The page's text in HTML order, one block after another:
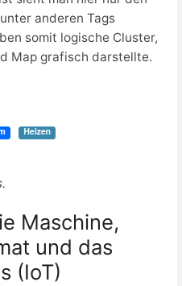
anderen Tags
somit logische Cluster,
Map grafisch darstellte.
Maschine,
und das
(IoT)